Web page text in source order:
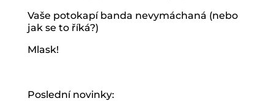
Vaše potokapí banda nevymáchaná (nebo
jak se to říká?)
Mlask!
Poslední novinky: